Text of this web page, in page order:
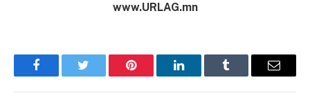
www.URLAG.mn
FacebookTwitter Pinterest LinkedInTumblr Имэйл